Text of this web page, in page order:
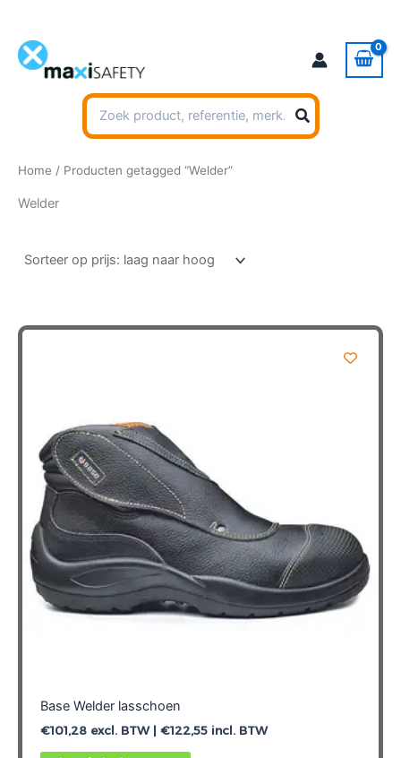
inhoud
Zoeken
naar:
Home / Producten getagged “Welder”
Welder
Base Welder lasschoen
€101,28excl. BTW | €122,55incl. BTW
Dit